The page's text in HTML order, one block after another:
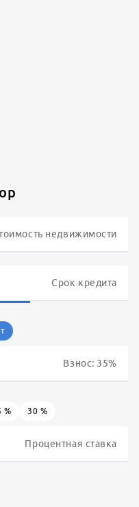
недвижимости
Взнос: 35%
% 30 %
Срок кредита
Процентная ставка